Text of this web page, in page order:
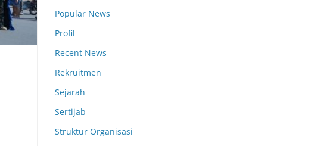
Popular News
Profil
Recent News
Rekruitmen
Sejarah
Sertijab
Struktur Organisasi